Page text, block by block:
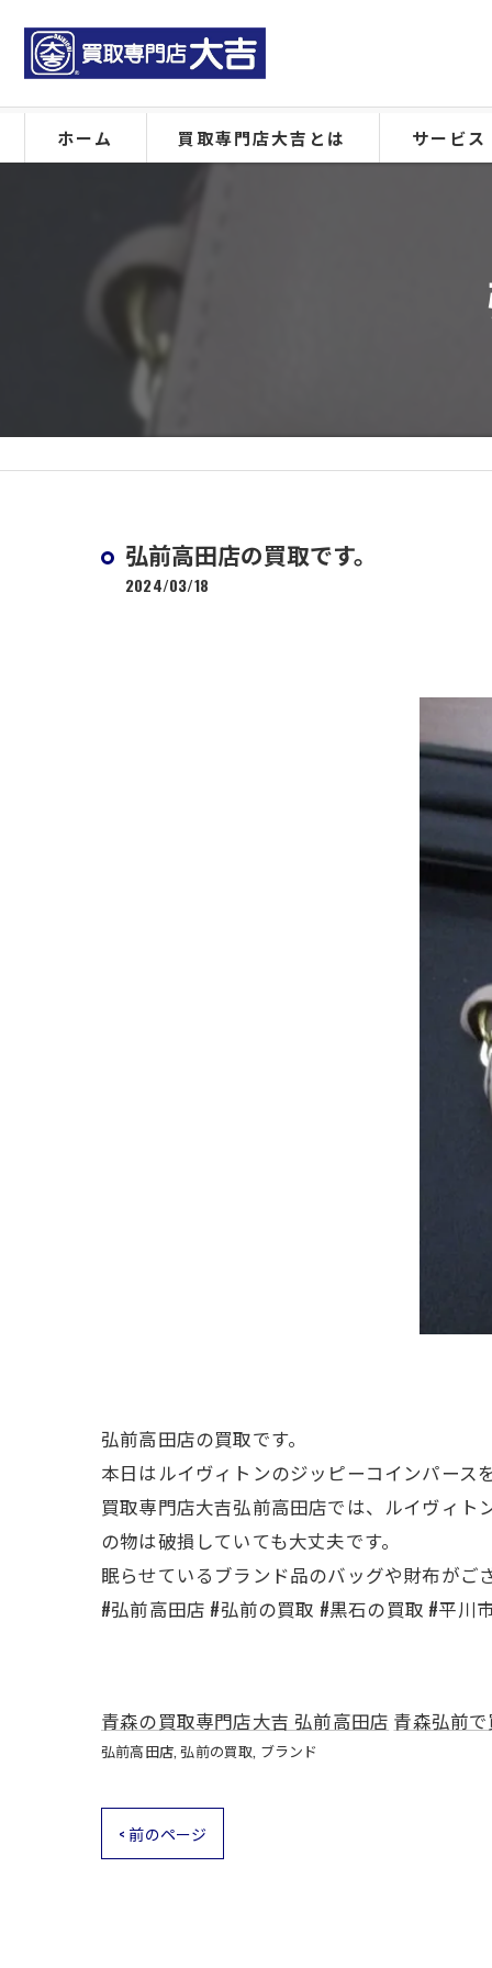
ホーム 買取専門店大吉とは サービス
弘前高田店の買取です。
2024/03/18
弘前高田店の買取です。
本日はルイヴィトンのジッピーコインパース
買取専門店大吉弘前高田店では、ルイヴィ
の物は破損していても大丈夫です。
眠らせているブランド品のバッグや財布がご
#弘前高田店 #弘前の買取 #黒石の買取 #平川
青森の買取専門店大吉 弘前高田店 青森弘前
弘前高田店 弘前の買取 ブランド
< 前のページ